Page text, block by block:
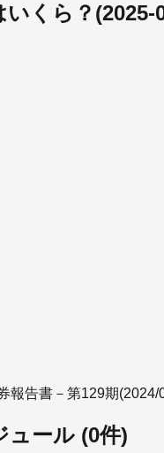
いくら？ (2025-
報告書－第129期(2024/
ュール (0件)